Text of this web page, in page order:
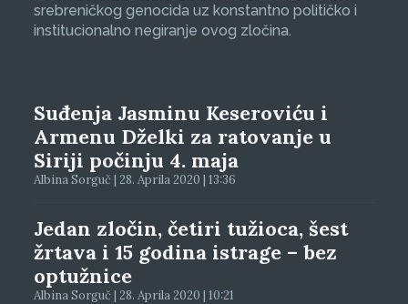
srebreničkog genocida uz konstantno političko i
institucionalno negiranje ovog zločina.
Suđenja Jasminu Keseroviću i
Armenu Dželki za ratovanje u
Siriji počinju 4. maja
Albina Sorguč | 28. Aprila 2020 | 13:36
Jedan zločin, četiri tužioca, šest
žrtava i 15 godina istrage – bez
optužnice
Albina Sorguč | 28. Aprila 2020 | 10:21